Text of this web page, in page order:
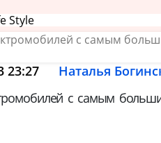
Style
23:27
Наталья
с самым